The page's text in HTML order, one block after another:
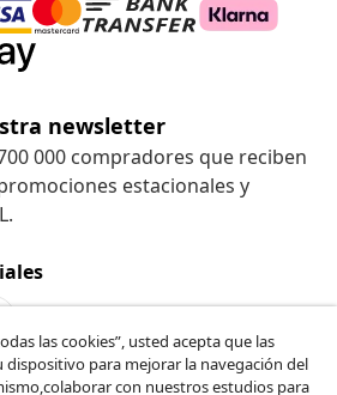
newsletter
000 compradores que reciben
estacionales y
las cookies”, usted acepta que las
dispositivo para mejorar la navegación del
con nuestros estudios para